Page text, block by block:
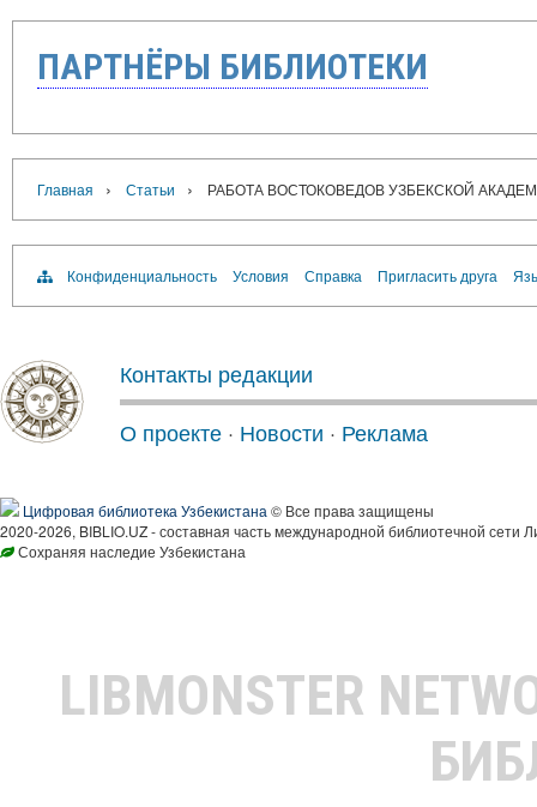
ПАРТНЁРЫ БИБЛИОТЕКИ
Главная › Статьи › РАБОТА ВОСТОКОВЕДОВ УЗБЕКСКОЙ
Конфиденциальность Условия Справка Пригласить друга
Контакты редакции
О проекте · Новости · Реклама
Цифровая библиотека Узбекистана © Все права защищены
2020-2026, BIBLIO.UZ - составная часть международной библиотечной сети
Сохраняя наследие Узбекистана
LIBMONSTER